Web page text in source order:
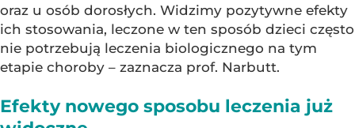
oraz u osób dorosłych. Widzimy pozytywne efekty
ich stosowania, leczone w ten sposób dzieci często
nie potrzebują leczenia biologicznego na tym
etapie choroby – zaznacza prof. Narbutt.
Efekty nowego sposobu leczenia już